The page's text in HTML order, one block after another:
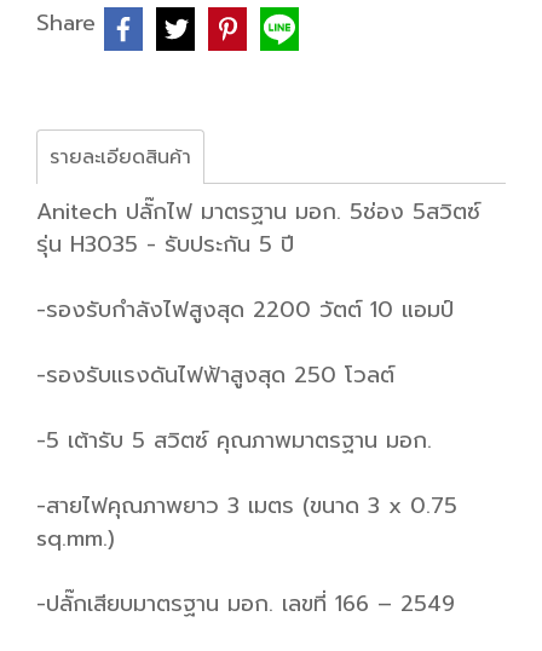
Share
รายละเอียดสินค้า
Anitech ปลั๊กไฟ มาตรฐาน มอก. 5ช่อง 5สวิตซ์
รุ่น H3035 - รับประกัน 5 ปี
-รองรับกำลังไฟสูงสุด 2200 วัตต์ 10 แอมป์
-รองรับแรงดันไฟฟ้าสูงสุด 250 โวลต์
-5 เต้ารับ 5 สวิตซ์ คุณภาพมาตรฐาน มอก.
-สายไฟคุณภาพยาว 3 เมตร (ขนาด 3 x 0.75
sq.mm.)
-ปลั๊กเสียบมาตรฐาน มอก. เลขที่ 166 – 2549